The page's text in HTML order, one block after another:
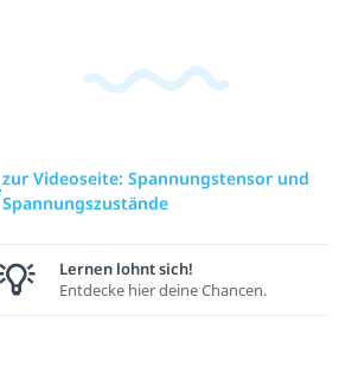
zur Videoseite: Spannungstensor und
Spannungszustände
Lernen lohnt sich!
Entdecke hier deine Chancen.